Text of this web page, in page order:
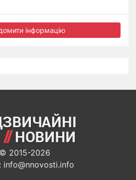
інформацію
© 2015-2026
info@nnovosti.info